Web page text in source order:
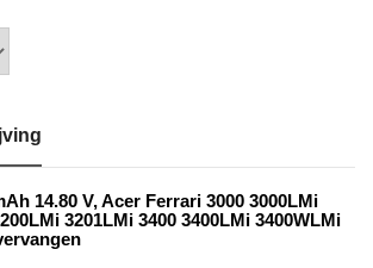
14.80 V, Acer Ferrari 3000 3000LMi
3201LMi 3400 3400LMi 3400WLMi